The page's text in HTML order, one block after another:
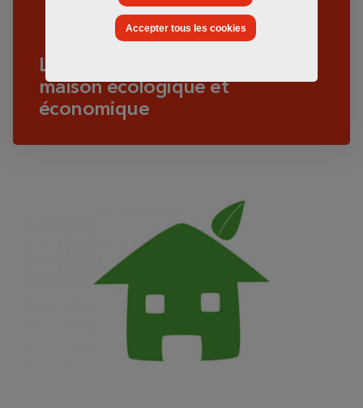
La norme RE 2020 : pour une
maison écologique et
économique
Accepter tous les cookies